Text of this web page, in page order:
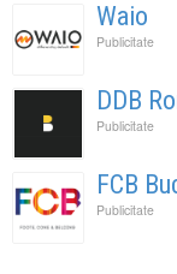
Waio
Publicitate
DDB
Publicitate
FCB
Publicitate